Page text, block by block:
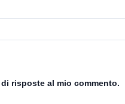
risposte al mio commento.